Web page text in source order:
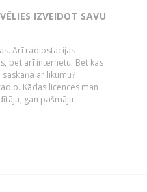
IZVEIDOT SAVU
Arī radiostacijas
bet arī internetu. Bet kas
ar likumu?
Kādas licences man
gan pašmāju...